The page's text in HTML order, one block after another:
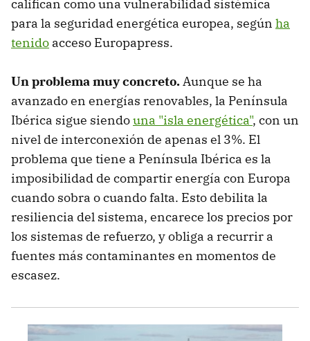
califican como una vulnerabilidad sistémica
para la seguridad energética europea, según ha
tenido acceso Europapress.
Un problema muy concreto.Aunque se ha
avanzado en energías renovables, la Península
Ibérica sigue siendouna "isla energética", con un
nivel de interconexión de apenas el 3%. El
problema que tiene a Península Ibérica es la
imposibilidad de compartir energía con Europa
cuando sobra o cuando falta. Esto debilita la
resiliencia del sistema, encarece los precios por
los sistemas de refuerzo, y obliga a recurrir a
fuentes más contaminantes en momentos de
escasez.